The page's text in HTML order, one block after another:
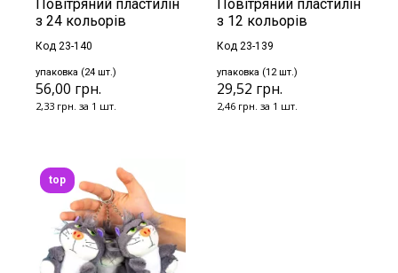
Повітряний пластилін
з 24 кольорів
Код 23-140
упаковка (24 шт.)
56,00 грн.
2,33 грн. за 1 шт.
Повітряний пластилін
з 12 кольорів
Код 23-139
упаковка (12 шт.)
29,52 грн.
2,46 грн. за 1 шт.
top